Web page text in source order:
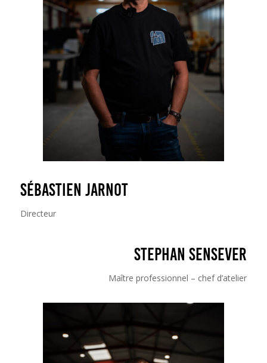
Sébastien JARNOT
Directeur
STEPHAN SENSEVER
Maître professionnel – chef d’atelier